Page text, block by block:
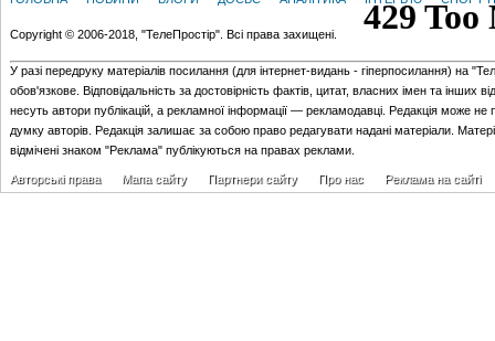
Copyright © 2006-2018, "ТелеПростір". Всі права захищені.
У разі передруку матеріалів посилання (для iнтернет-видань - гiперпосилання) на
обов'язкове. Відповідальність за достовірність фактів, цитат, власних імен та інших
несуть автори публікацій, а рекламної інформації — рекламодавці. Редакція може не
думку авторів. Редакція залишає за собою право редагувати надані матеріали.
відмічені знаком "Реклама" публікуються на правах реклами.
Авторські права Мапа сайту Партнери сайту Про нас Реклама на сайті